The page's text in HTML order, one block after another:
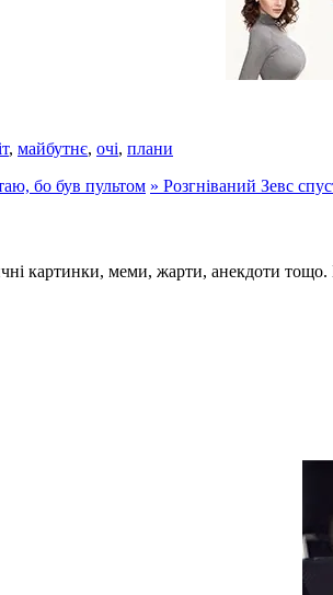
, майбутнє, очі, плани
бо був пультом » Розгніваний Зевс
картинки, меми, жарти, анекдоти тощо.